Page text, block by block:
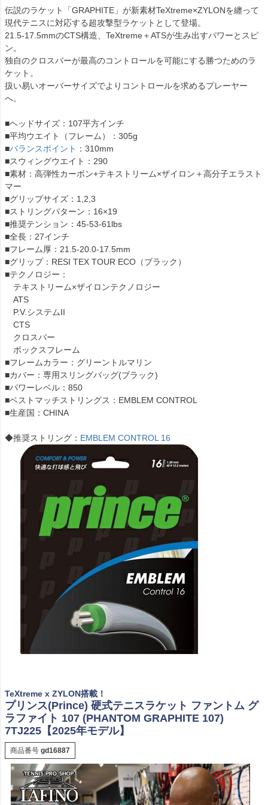
伝説のラケット「GRAPHITE」が新素材TeXtreme×ZYLONを纏って
現代テニスに対応する超攻撃型ラケットとして登場。
21.5-17.5mmのCTS構造、TeXtreme＋ATSが生み出すパワーとスピ
ン。
独自のクロスバーが最高のコントロールを可能にする勝つためのラ
ケット。
扱い易いオーバーサイズでよりコントロールを求めるプレーヤー
へ。
■ヘッドサイズ：107平方インチ
■平均ウエイト（フレーム）：305g
■バランスポイント ：310mm
■スウィングウエイト：290
■素材：高弾性カーボン+テキストリーム×ザイロン＋高分子エラスト
マー
■グリップサイズ：1,2,3
■ストリングパターン：16×19
■推奨テンション：45-53-61lbs
■全長：27インチ
■フレーム厚：21.5-20.0-17.5mm
■グリップ：RESI TEX TOUR ECO（ブラック）
■テクノロジー：
テキストリーム×ザイロンテクノロジー
ATS
P.V.システムII
CTS
クロスバー
ボックスフレーム
■フレームカラー：グリーントルマリン
■カバー：専用スリングバッグ(ブラック)
■パワーレベル：850
■ベストマッチストリングス：EMBLEM CONTROL
■生産国：CHINA
◆推奨ストリング： EMBLEM CONTROL 16
TeXtreme x ZYLON搭載！
プリンス(Prince) 硬式テニスラケット ファントム グ
ラファイト 107 (PHANTOM GRAPHITE 107)
7TJ225【2025年モデル】
商品番号 gd16887